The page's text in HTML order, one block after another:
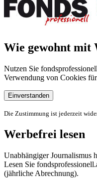
Wie gewohnt mit
Nutzen Sie
Verwendung von Cookies
Einverstanden
Die Zustimmung ist jederzeit
Werbefrei lesen
Unabhängiger Journalismus
Lesen Sie
(jährliche Abrechnung).